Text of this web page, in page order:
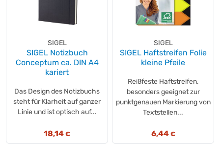
(+1)
(+1)
Rey (+1)
RNK Verlag(+25)
(+4)
Soennecken(+23)
Soennecken(+73)
SoldanPlus(+19)
SIGEL
SIGEL Notizbuch
Conceptum ca. DIN A4
kariert
Das Design des Notizbuchs
steht für Klarheit auf ganzer
Linie und ist optisch auf...
18,14 €
SIGEL
SIGEL Haftstreifen Folie
kleine Pfeile
Reißfeste Haftstreifen,
besonders geeignet zur
punktgenauen Markierung von
Textstellen...
6,44€